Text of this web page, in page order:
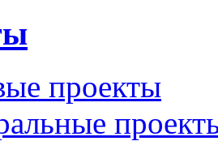
проекты